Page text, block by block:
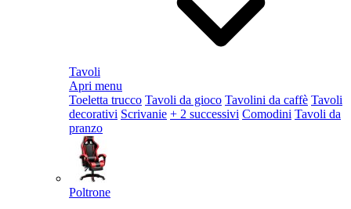
Tavoli
Apri menu
Toeletta trucco Tavoli da gioco Tavolini da caffè Tavoli
decorativi Scrivanie + 2 successivi Comodini Tavoli da
pranzo
Poltrone